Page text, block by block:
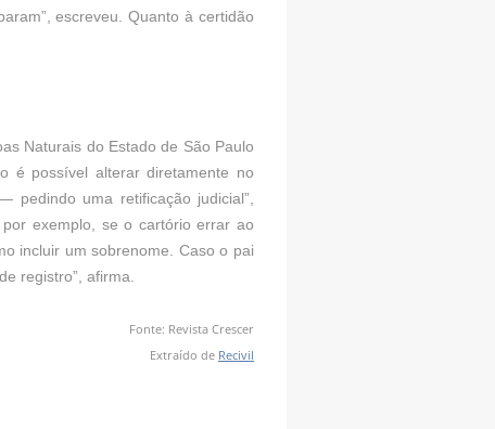
escreveu. Quanto à certidão
Naturais do Estado de São Paulo
é possível alterar diretamente no
pedindo uma retificação judicial”,
exemplo, se o cartório errar ao
incluir um sobrenome. Caso o pai
registro”, afirma.
Fonte: Revista Crescer
Extraído de Recivil